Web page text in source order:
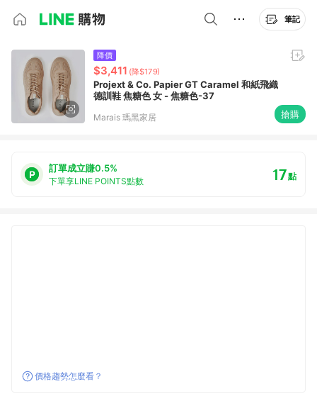
筆記
降價
$3,411 (降$179)
Projext & Co. Papier GT Caramel 和紙飛織
德訓鞋 焦糖色 女 - 焦糖色-37
Marais 瑪黑家居 搶購
訂單成立賺0.5%
下單享LINE POINTS點數 17點
價格趨勢怎麼看？